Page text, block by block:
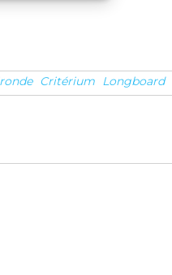
Critérium Longboard